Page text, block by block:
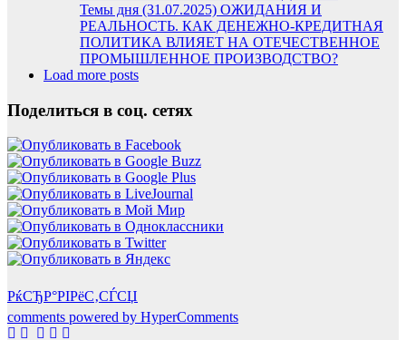
Темы дня (31.07.2025) ОЖИДАНИЯ И
РЕАЛЬНОСТЬ. КАК ДЕНЕЖНО-КРЕДИТНАЯ
ПОЛИТИКА ВЛИЯЕТ НА ОТЕЧЕСТВЕННОЕ
ПРОМЫШЛЕННОЕ ПРОИЗВОДСТВО?
Load more posts
Поделиться в соц. сетях
РќСЂР°РІРёС‚СЃСЏ
comments powered by HyperComments